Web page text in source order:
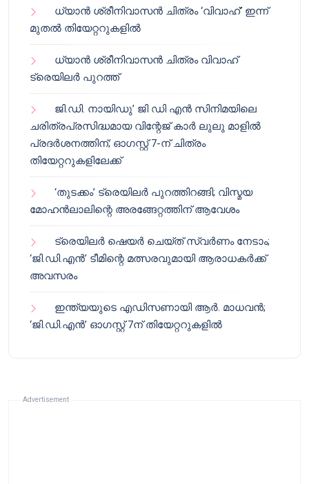
ധ്യാൻ ശ്രീനിവാസൻ ചിത്രം ‘വിവാഹ്’ ഇന്ന്
മുതൽ തിയേറ്ററുകളിൽ
ധ്യാൻ ശ്രീനിവാസൻ ചിത്രം വിവാഹ്
ട്രെയിലർ പുറത്ത്
ജി.ഡി. നായിഡു’ ജി ഡി എൻ സിനിമയിലെ
ചരിത്രപ്രസിദ്ധമായ വിന്റേജ് കാർ ലുലു മാളിൽ
പ്രദർശനത്തിന്; ഓഗസ്റ്റ് 7-ന് ചിത്രം
തിയേറ്ററുകളിലേക്ക്
‘തുടക്കം’ ട്രെയിലർ പുറത്തിറങ്ങി; വിസ്മയ
മോഹൻലാലിന്റെ അരങ്ങേറ്റത്തിന് ആവേശം
ട്രെയിലർ ഷെയർ ചെയ്‌ത് സ്വർണം നേടാം;
‘ജി.ഡി.എൻ’ ടീമിന്റെ മത്സരവുമായി ആരാധകർക്ക്
അവസരം
ഇന്ത്യയുടെ എഡിസണായി ആർ. മാധവൻ;
‘ജി.ഡി.എൻ’ ഓഗസ്റ്റ് 7ന് തിയേറ്ററുകളിൽ
Advertisement